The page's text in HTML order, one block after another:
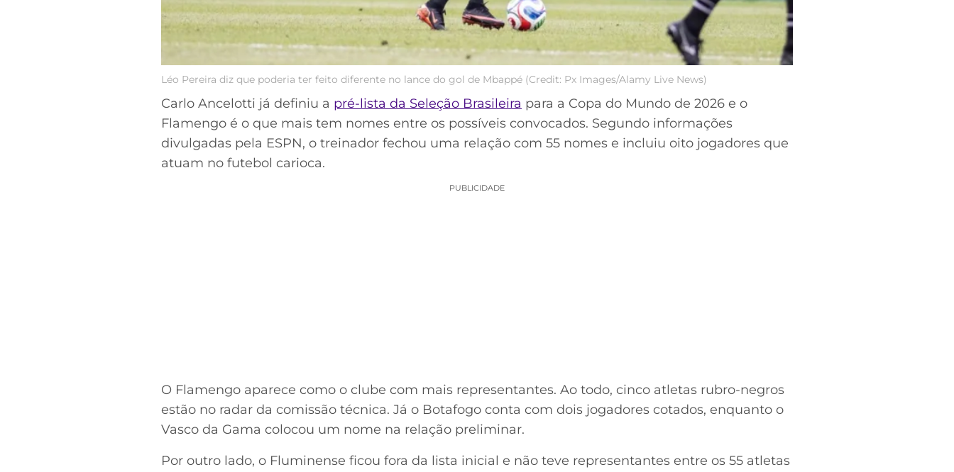
Léo Pereira diz que poderia ter feito diferente no lance do gol de Mbappé (Credit: Px Images/Alamy Live News)
Carlo Ancelotti já definiu a pré-lista da Seleção Brasileira para a Copa do Mundo de 2026 e o
Flamengo é o que mais tem nomes entre os possíveis convocados. Segundo informações
divulgadas pela ESPN, o treinador fechou uma relação com 55 nomes e incluiu oito jogadores que
atuam no futebol carioca.
PUBLICIDADE
O Flamengo aparece como o clube com mais representantes. Ao todo, cinco atletas rubro-negros
estão no radar da comissão técnica. Já o Botafogo conta com dois jogadores cotados, enquanto o
Vasco da Gama colocou um nome na relação preliminar.
Por outro lado, o Fluminense ficou fora da lista inicial e não teve representantes entre os 55 atletas